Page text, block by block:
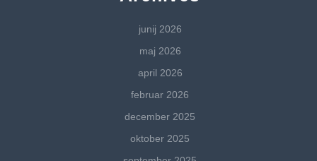
junij 2026
maj 2026
april 2026
februar 2026
december 2025
oktober 2025